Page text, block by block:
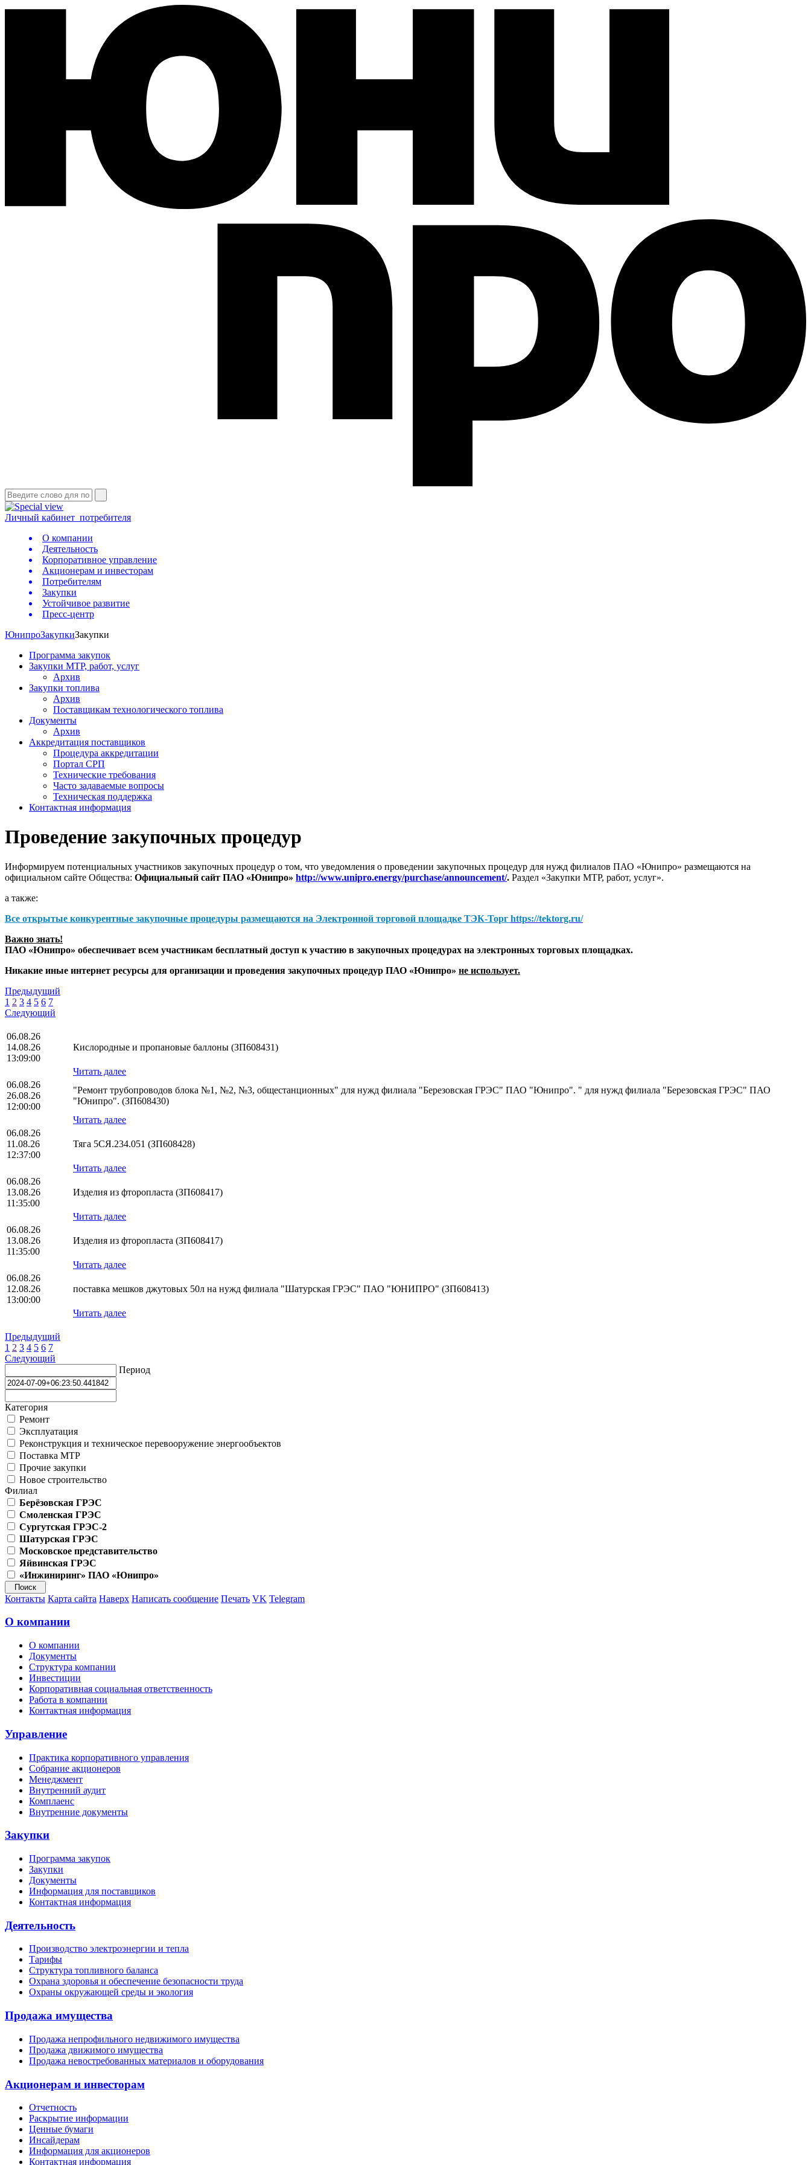
Личный кабинет потребителя
О компании
Деятельность
Корпоративное управление
Акционерам и инвесторам
Потребителям
Закупки
Устойчивое развитие
Пресс-центр
ЮнипроЗакупкиЗакупки
Программа закупок
Закупки МТР, работ, услуг
Архив
Закупки топлива
Архив
Поставщикам технологического топлива
Документы
Архив
Аккредитация поставщиков
Процедура аккредитации
Портал СРП
Технические требования
Часто задаваемые вопросы
Техническая поддержка
Контактная информация
Проведение закупочных процедур
Информируем потенциальных участников закупочных процедур о том, что уведомления о проведении закупочных процедур для нужд филиалов ПАО «Юнипро» размещаются на
официальном сайте Общества: Официальный сайт ПАО «Юнипро» http://www.unipro.energy/purchase/announcement/. Раздел «Закупки МТР, работ, услуг».
а также:
Все открытые конкурентные закупочные процедуры размещаются на Электронной торговой площадке ТЭК-Торг https://tektorg.ru/
Важно знать!
ПАО «Юнипро» обеспечивает всем участникам бесплатный доступ к участию в закупочных процедурах на электронных торговых площадках.
Никакие иные интернет ресурсы для организации и проведения закупочных процедур ПАО «Юнипро» не использует.
Предыдущий
1 2 3 4 5 6 7
Следующий
06.08.26
14.08.26
13:09:00
Кислородные и пропановые баллоны (ЗП608431)
Читать далее
06.08.26
26.08.26
12:00:00
"Ремонт трубопроводов блока №1, №2, №3, общестанционных" для нужд филиала "Березовская ГРЭС" ПАО "Юнипро". " для нужд филиала "Березовская ГРЭС" ПАО
"Юнипро". (ЗП608430)
Читать далее
06.08.26
11.08.26
12:37:00
Тяга 5СЯ.234.051 (ЗП608428)
Читать далее
06.08.26
13.08.26
11:35:00
Изделия из фторопласта (ЗП608417)
Читать далее
06.08.26
13.08.26
11:35:00
Изделия из фторопласта (ЗП608417)
Читать далее
06.08.26
12.08.26
13:00:00
поставка мешков джутовых 50л на нужд филиала "Шатурская ГРЭС" ПАО "ЮНИПРО" (ЗП608413)
Читать далее
Предыдущий
1 2 3 4 5 6 7
Следующий
Период
Категория
Ремонт
Эксплуатация
Реконструкция и техническое перевооружение энергообъектов
Поставка МТР
Прочие закупки
Новое строительство
Филиал
Берёзовская ГРЭС
Смоленская ГРЭС
Сургутская ГРЭС-2
Шатурская ГРЭС
Московское представительство
Яйвинская ГРЭС
«Инжиниринг» ПАО «Юнипро»
Контакты Карта сайта Наверх Написать сообщение Печать VK Telegram
О компании
О компании
Документы
Структура компании
Инвестиции
Корпоративная социальная ответственность
Работа в компании
Контактная информация
Управление
Практика корпоративного управления
Собрание акционеров
Менеджмент
Внутренний аудит
Комплаенс
Внутренние документы
Закупки
Программа закупок
Закупки
Документы
Информация для поставщиков
Контактная информация
Деятельность
Производство электроэнергии и тепла
Тарифы
Структура топливного баланса
Охрана здоровья и обеспечение безопасности труда
Охраны окружающей среды и экология
Продажа имущества
Продажа непрофильного недвижимого имущества
Продажа движимого имущества
Продажа невостребованных материалов и оборудования
Акционерам и инвесторам
Отчетность
Раскрытие информации
Ценные бумаги
Инсайдерам
Информация для акционеров
Контактная информация